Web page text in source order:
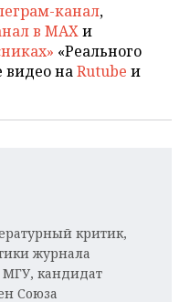
канал,
в MAXи
«Реального
наRutube и
критик,
журнала
МГУ, кандидат
Союза